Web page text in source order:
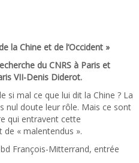
la Chine et de l’Occident »
du CNRS à Paris et
VII-Denis Diderot.
si mal ce que lui dit la Chine ? La
nul doute leur rôle. Mais ce sont
qui entravent cette
« malentendus ».
François-Mitterrand, entrée